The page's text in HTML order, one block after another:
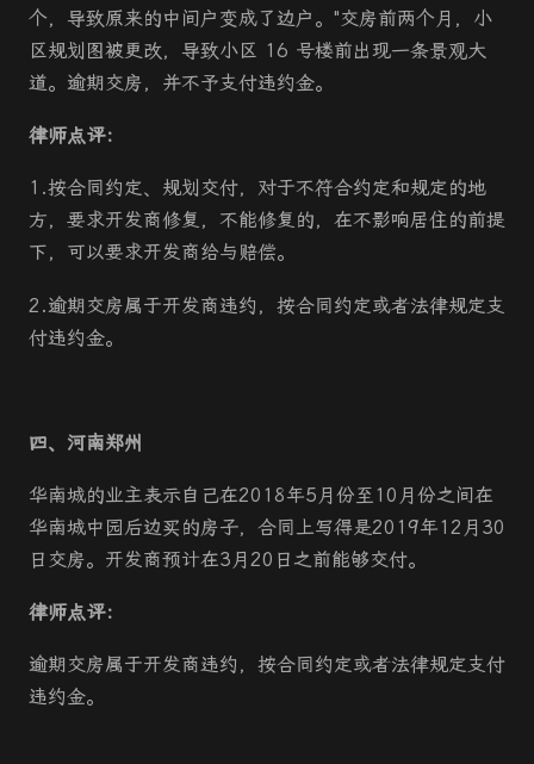
个，导致原来的中间户变成了边户。"交房前两个月，小
区规划图被更改，导致小区 16 号楼前出现一条景观大
道。逾期交房，并不予支付违约金。
律师点评：
1.按合同约定、规划交付，对于不符合约定和规定的地
方，要求开发商修复，不能修复的，在不影响居住的前提
下，可以要求开发商给与赔偿。
2.逾期交房属于开发商违约，按合同约定或者法律规定支
付违约金。
四、河南郑州
华南城的业主表示自己在2018年5月份至10月份之间在
华南城中园后边买的房子，合同上写得是2019年12月30
日交房。开发商预计在3月20日之前能够交付。
律师点评：
逾期交房属于开发商违约，按合同约定或者法律规定支付
违约金。